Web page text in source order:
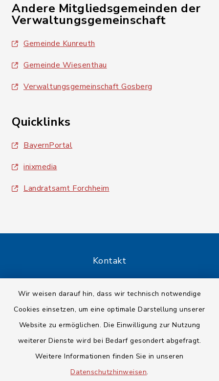
Wir weisen darauf hin, dass wir technisch notwendige
Cookies einsetzen, um eine optimale Darstellung unserer
Website zu ermöglichen. Die Einwilligung zur Nutzung
weiterer Dienste wird bei Bedarf gesondert abgefragt.
Weitere Informationen finden Sie in unseren
Datenschutzhinweisen.
Andere Mitgliedsgemeinden der
Verwaltungsgemeinschaft
Gemeinde Kunreuth
Gemeinde Wiesenthau
Verwaltungsgemeinschaft Gosberg
Quicklinks
BayernPortal
inixmedia
Landratsamt Forchheim
Kontakt
Datenschutz
Impressum
Sitemap